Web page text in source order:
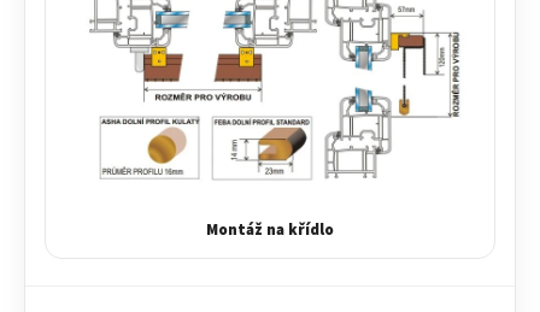
Montáž na křídlo